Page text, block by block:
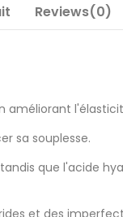
Reviews(0)
améliorant
sa souplesse.
que l'acide
et des